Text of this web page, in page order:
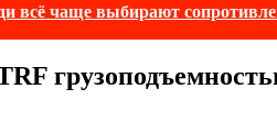
всё чаще выбирают